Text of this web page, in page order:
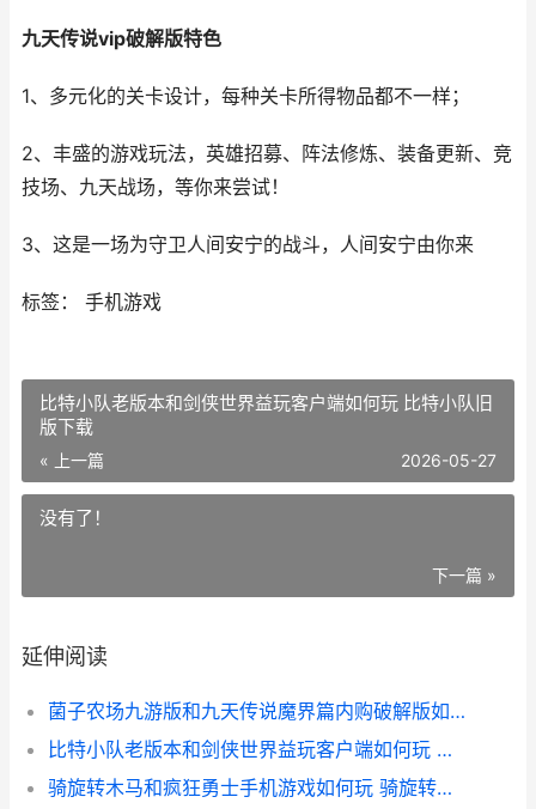
九天传说vip破解版特色
1、多元化的关卡设计，每种关卡所得物品都不一样；
2、丰盛的游戏玩法，英雄招募、阵法修炼、装备更新、竞
技场、九天战场，等你来尝试！
3、这是一场为守卫人间安宁的战斗，人间安宁由你来
标签： 手机游戏
比特小队老版本和剑侠世界益玩客户端如何玩 比特小队旧
版下载
« 上一篇 2026-05-27
没有了！
下一篇 »
延伸阅读
菌子农场九游版和九天传说魔界篇内购破解版如何玩 菌子app
比特小队老版本和剑侠世界益玩客户端如何玩 比特小队旧版下载
骑旋转木马和疯狂勇士手机游戏如何玩 骑旋转木马时放的歌曲